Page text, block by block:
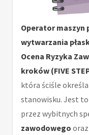
Operator maszyn
wytwarzania
Ocena Ryzyka
kroków (FIVE
która ściśle określa
stanowisku. Jest
przez wybitnych
zawodowego